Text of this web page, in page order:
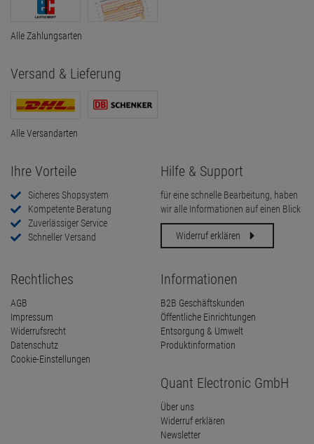
Alle Zahlungsarten
Versand & Lieferung
Alle Versandarten
Ihre Vorteile
Sicheres Shopsystem
Kompetente Beratung
Zuverlässiger Service
Schneller Versand
Hilfe & Support
für eine schnelle Bearbeitung, haben
wir alle Informationen auf einen Blick
Widerruf erklären
Rechtliches
AGB
Impressum
Widerrufsrecht
Datenschutz
Cookie-Einstellungen
Informationen
B2B Geschäftskunden
Öffentliche Einrichtungen
Entsorgung & Umwelt
Produktinformation
Quant Electronic GmbH
Über uns
Widerruf erklären
Newsletter